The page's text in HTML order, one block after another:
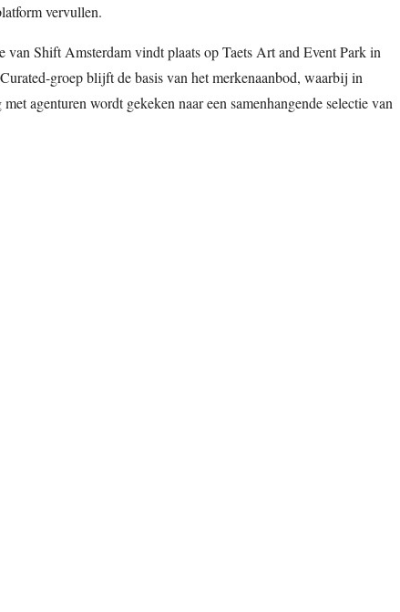
vervullen.
van Shift Amsterdam vindt plaats op Taets Art and Event Park in
groep blijft de basis van het merkenaanbod, waarbij in
agenturen wordt gekeken naar een samenhangende selectie van